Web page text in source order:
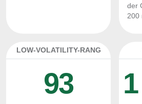
der
200
LOW-VOLATILITY-RANG
93 1